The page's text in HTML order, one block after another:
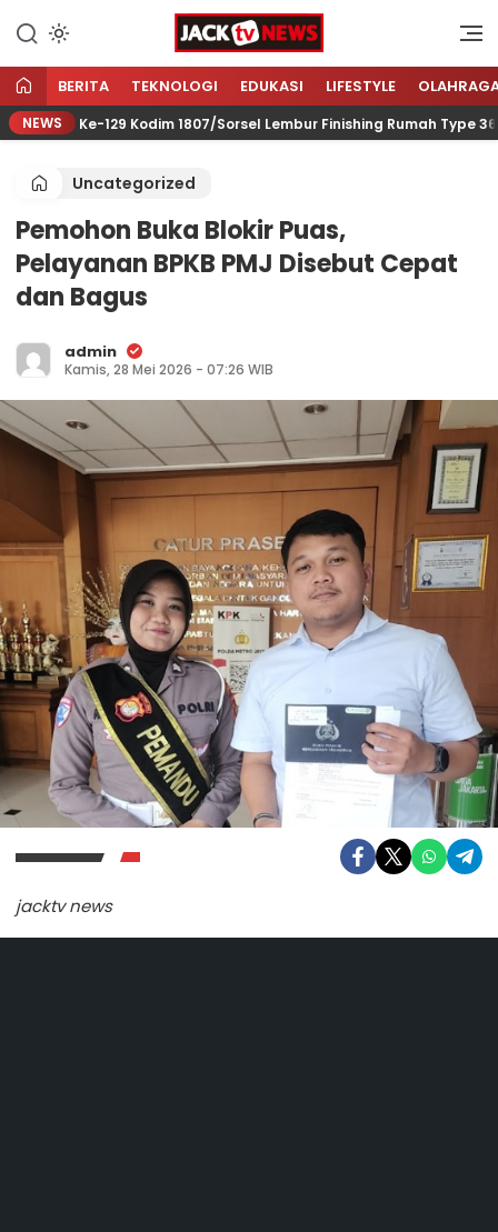
konten
Jacktvnews.com
Sumber Referensi Terpercaya
BERITA TEKNOLOGI EDUKASI LIFESTYLE
NEWS
Ke-129 Kodim 1807/Sorsel Lembur Finishing Rumah Type 36
Uncategorized
Pemohon Buka Blokir Puas,
Pelayanan BPKB PMJ Disebut Cepat
dan Bagus
admin
Kamis, 28 Mei 2026 - 07:26 WIB
jacktv news